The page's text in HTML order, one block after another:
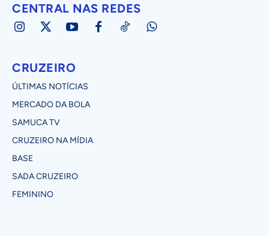
CENTRAL NAS REDES
CRUZEIRO
ÚLTIMAS NOTÍCIAS
MERCADO DA BOLA
SAMUCA TV
CRUZEIRO NA MÍDIA
BASE
SADA CRUZEIRO
FEMININO